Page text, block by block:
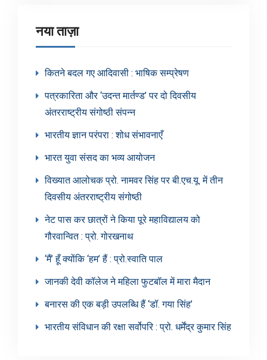
नया ताज़ा
कितने बदल गए आदिवासी : भाषिक सम्प्रेषण
पत्रकारिता और ‘उदन्त मार्तण्ड’ पर दो दिवसीय
अंतरराष्ट्रीय संगोष्ठी संपन्न
भारतीय ज्ञान परंपरा : शोध संभावनाएँ
भारत युवा संसद का भव्य आयोजन
विख्यात आलोचक प्रो. नामवर सिंह पर बी.एच.यू. में तीन
दिवसीय अंतरराष्ट्रीय संगोष्ठी
नेट पास कर छात्रों ने किया पूरे महाविद्यालय को
गौरवान्वित : प्रो. गोरखनाथ
‘मैं’ हूँ क्योंकि ‘हम’ हैं : प्रो.स्वाति पाल
जानकी देवी कॉलेज ने महिला फुटबॉल में मारा मैदान
बनारस की एक बड़ी उपलब्धि हैं ‘डॉ. गया सिंह’
भारतीय संविधान की रक्षा सर्वोपरि : प्रो. धर्मेंद्र कुमार सिंह